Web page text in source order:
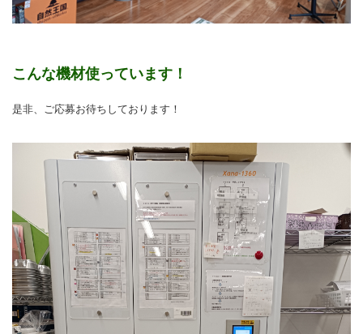
こんな機材使っています！
是非、ご応募お待ちしております！